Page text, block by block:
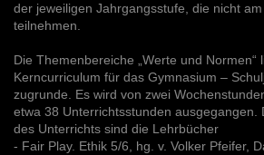
der jeweiligen Jahrgangsstufe, die nicht
teilnehmen.
Die Themenbereiche „Werte und Normen“
Kerncurriculum für das Gymnasium –
zugrunde. Es wird von zwei
etwa 38 Unterrichtsstunden ausgegangen.
des Unterrichts sind die Lehrbücher
- Fair Play. Ethik 5/6, hg. v. Volker Pfeifer,